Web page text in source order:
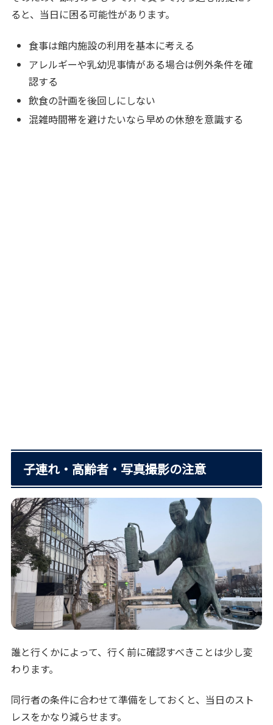
ると、当日に困る可能性があります。
食事は館内施設の利用を基本に考える
アレルギーや乳幼児事情がある場合は例外条件を確
認する
飲食の計画を後回しにしない
混雑時間帯を避けたいなら早めの休憩を意識する
子連れ・高齢者・写真撮影の注意
誰と行くかによって、行く前に確認すべきことは少し変
わります。
同行者の条件に合わせて準備をしておくと、当日のスト
レスをかなり減らせます。